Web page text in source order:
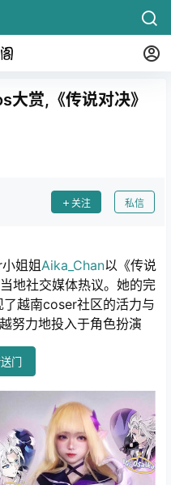
赏,《传说对决》
关注 私信
姐姐Aika_Chan以《传说
地社交媒体热议。她的完
越南coser社区的活力与
努力地投入于角色扮演
门